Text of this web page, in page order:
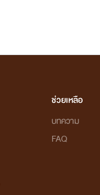
ช่วยเหลือ
บทความ
FAQ